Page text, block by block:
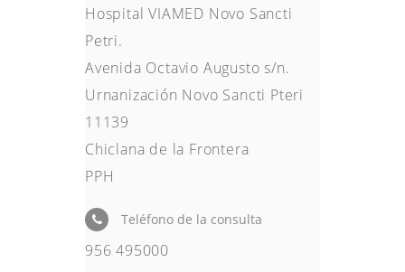
Hospital VIAMED Novo Sancti
Petri.
Avenida Octavio Augusto s/n.
Urnanización Novo Sancti Pteri
11139
Chiclana de la Frontera
PPH
Teléfono de la consulta
956 495000